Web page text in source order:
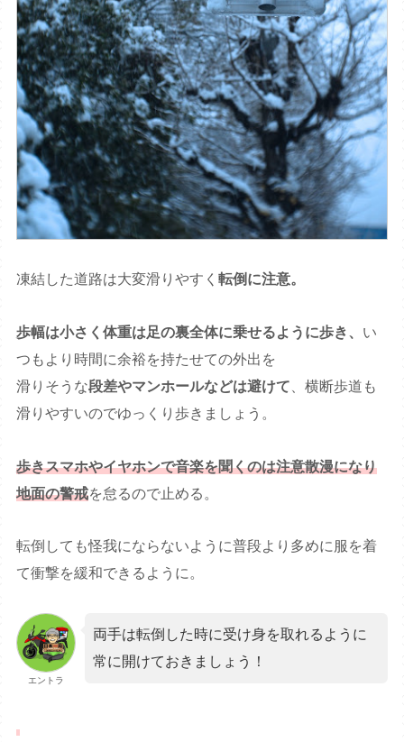
凍結した道路は大変滑りやすく転倒に注意。
歩幅は小さく体重は足の裏全体に乗せるように歩き、 い
つもより時間に余裕を持たせての外出を
滑りそうな段差やマンホールなどは避けて 、横断歩道も
滑りやすいのでゆっくり歩きましょう。
歩きスマホやイヤホンで音楽を聞くのは注意散漫になり
地面の警戒を怠るので止める。
転倒しても怪我にならないように普段より多めに服を着
て衝撃を緩和できるように。
エントラ
両手は転倒した時に受け身を取れるように
常に開けておきましょう！